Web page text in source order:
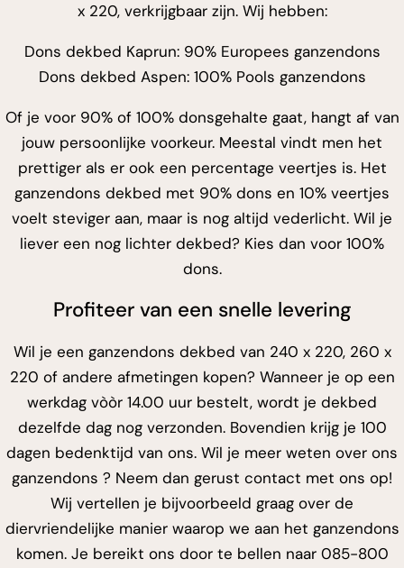
x 220, verkrijgbaar zijn. Wij hebben:
Dons dekbed Kaprun: 90% Europees ganzendons
Dons dekbed Aspen: 100% Pools ganzendons
Of je voor 90% of 100% donsgehalte gaat, hangt af van
jouw persoonlijke voorkeur. Meestal vindt men het
prettiger als er ook een percentage veertjes is. Het
ganzendons dekbed met 90% dons en 10% veertjes
voelt steviger aan, maar is nog altijd vederlicht. Wil je
liever een nog lichter dekbed? Kies dan voor 100%
dons.
Profiteer van een snelle levering
Wil je een ganzendons dekbed van 240 x 220, 260 x
220 of andere afmetingen kopen? Wanneer je op een
werkdag vòòr 14.00 uur bestelt, wordt je dekbed
dezelfde dag nog verzonden. Bovendien krijg je 100
dagen bedenktijd van ons. Wil je meer weten over ons
ganzendons ? Neem dan gerust contact met ons op!
Wij vertellen je bijvoorbeeld graag over de
diervriendelijke manier waarop we aan het ganzendons
komen. Je bereikt ons door te bellen naar 085-800